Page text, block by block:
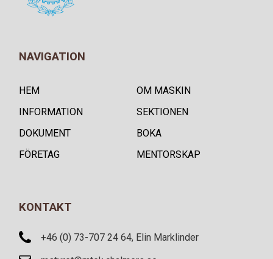
NAVIGATION
HEM
OM MASKIN
INFORMATION
SEKTIONEN
DOKUMENT
BOKA
FÖRETAG
MENTORSKAP
KONTAKT
+46 (0) 73-707 24 64, Elin Marklinder